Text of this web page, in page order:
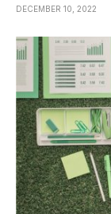
DECEMBER 10, 2022